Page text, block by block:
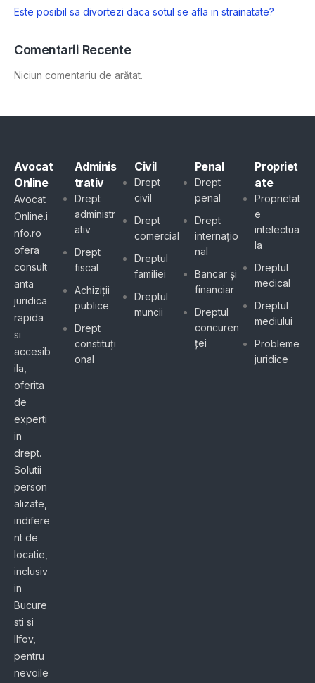
Este posibil sa divortezi daca sotul se afla in strainatate?
Comentarii Recente
Niciun comentariu de arătat.
Avocat
Online
Avocat
Online.i
nfo.ro
ofera
consult
anta
juridica
rapida
si
accesib
ila,
oferita
de
experti
in
drept.
Solutii
person
alizate,
indifere
nt de
locatie,
inclusiv
in
Bucure
sti si
Ilfov,
pentru
nevoile
Adminis
trativ
Drept
administr
ativ
Drept
fiscal
Achiziții
publice
Drept
constituți
onal
Civil
Drept
civil
Drept
comercial
Dreptul
familiei
Dreptul
muncii
Penal
Drept
penal
Drept
internațio
nal
Bancar și
financiar
Dreptul
concuren
ței
Propriet
ate
Proprietat
e
intelectua
la
Dreptul
medical
Dreptul
mediului
Probleme
juridice